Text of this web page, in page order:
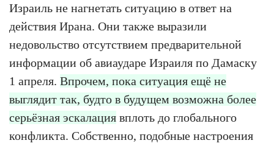
Израиль не нагнетать ситуацию в ответ на
действия Ирана. Они также выразили
недовольство отсутствием предварительной
информации об авиаударе Израиля по Дамаску
1 апреля. Впрочем, пока ситуация ещё не
выглядит так, будто в будущем возможна более
серьёзная эскалация вплоть до глобального
конфликта. Собственно, подобные настроения